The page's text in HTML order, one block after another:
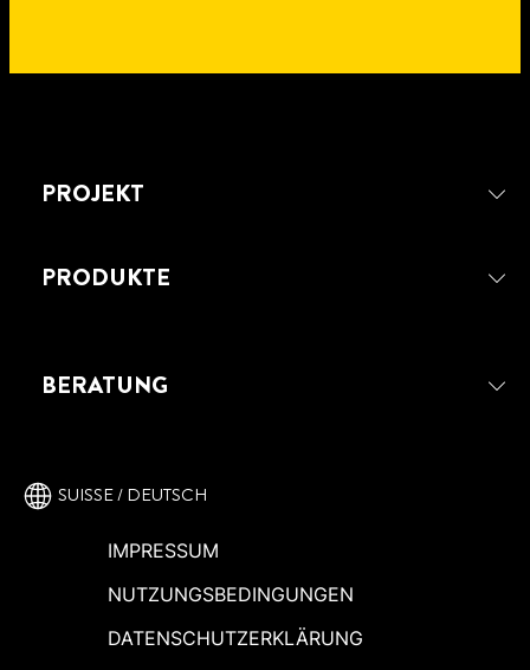
PATTEX KRAFTKLEBER GEL
PATTEX Kraftkleber Gel/Compact ist
Flächen geeignet und klebt schnell.
PROJEKT
PRODUKTE
BERATUNG
SUISSE / DEUTSCH
IMPRESSUM
NUTZUNGSBEDINGUNGEN
DATENSCHUTZERKLÄRUNG